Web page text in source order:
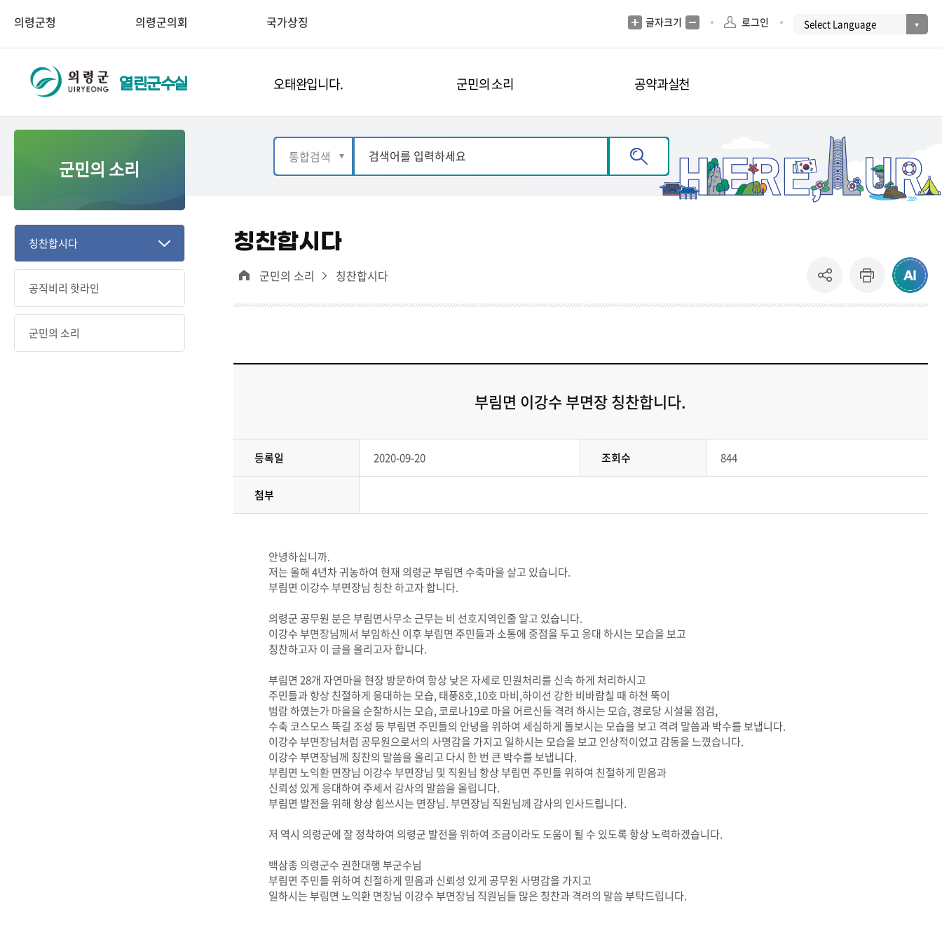
의령군청 의령군의회 국가상징 글자크기 로그인
열린군수실 오태완입니다. 군민의 소리 공약과실천
군민의 소리
칭찬합시다
공직비리 핫라인
군민의 소리
칭찬합시다
군민의 소리 칭찬합시다
부림면 이강수 부면장 칭찬합니다.
등록일 2020-09-20 조회수 844
첨부
안녕하십니까.
저는 올해 4년차 귀농하여 현재 의령군 부림면 수축마을 살고 있습니다.
부림면 이강수 부면장님 칭찬 하고자 합니다.
의령군 공무원 분은 부림면사무소 근무는 비 선호지역인줄 알고 있습니다.
이강수 부면장님께서 부임하신 이후 부림면 주민들과 소통에 중점을 두고 응대 하시는 모습을 보고
칭찬하고자 이 글을 올리고자 합니다.
부림면 28개 자연마을 현장 방문하여 항상 낮은 자세로 민원처리를 신속 하게 처리하시고
주민들과 항상 친절하게 응대하는 모습, 태풍8호,10호 마비,하이선 강한 비바람칠 때 하천 뚝이
범람 하였는가 마을을 순찰하시는 모습, 코로나19로 마을 어르신들 격려 하시는 모습, 경로당 시설물 점검,
수축 코스모스 뚝길 조성 등 부림면 주민들의 안녕을 위하여 세심하게 돌보시는 모습을 보고 격려 말씀과 박수를 보냅니다.
이강수 부면장님처럼 공무원으로서의 사명감을 가지고 일하시는 모습을 보고 인상적이었고 감동을 느꼈습니다.
이강수 부면장님께 칭찬의 말씀을 올리고 다시 한 번 큰 박수를 보냅니다.
부림면 노익환 면장님 이강수 부면장님 및 직원님 항상 부림면 주민들 위하여 친절하게 믿음과
신뢰성 있게 응대하여 주세서 감사의 말씀을 올립니다.
부림면 발전을 위해 항상 힘쓰시는 면장님. 부면장님 직원님께 감사의 인사드립니다.
저 역시 의령군에 잘 정착하여 의령군 발전을 위하여 조금이라도 도움이 될 수 있도록 항상 노력하겠습니다.
백삼종 의령군수 권한대행 부군수님
부림면 주민들 위하여 친절하게 믿음과 신뢰성 있게 공무원 사명감을 가지고
일하시는 부림면 노익환 면장님 이강수 부면장님 직원님들 많은 칭찬과 격려의 말씀 부탁드립니다.